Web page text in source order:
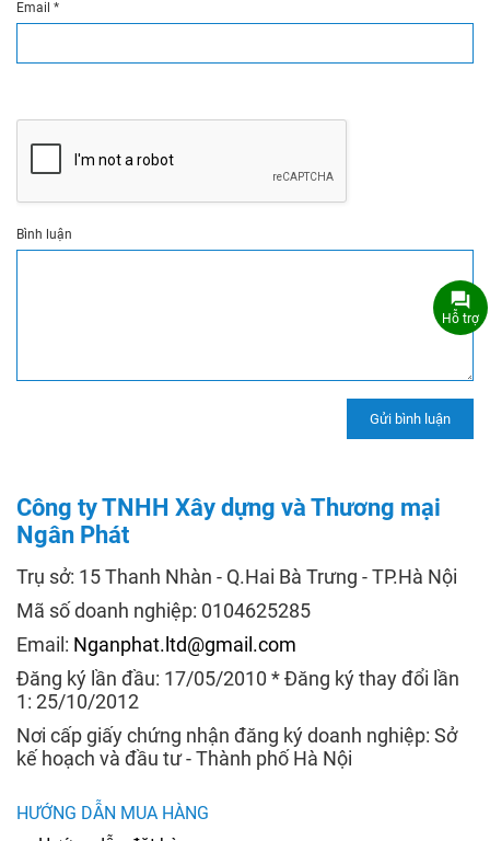
Email *
Bình luận
Công ty TNHH Xây dựng và Thương mại
Ngân Phát
Trụ sở: 15 Thanh Nhàn - Q.Hai Bà Trưng - TP.Hà Nội
Mã số doanh nghiệp: 0104625285
Email: Nganphat.ltd@gmail.com
Đăng ký lần đầu: 17/05/2010 * Đăng ký thay đổi lần
1: 25/10/2012
Nơi cấp giấy chứng nhận đăng ký doanh nghiệp: Sở
kế hoạch và đầu tư - Thành phố Hà Nội
HƯỚNG DẪN MUA HÀNG
Hỗ trợ